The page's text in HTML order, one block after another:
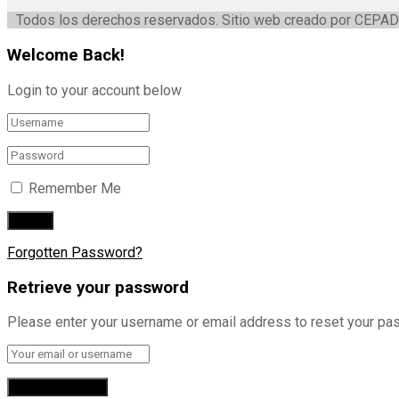
Todos los derechos reservados. Sitio web creado por CEPAD
Welcome Back!
Login to your account below
Remember Me
Forgotten Password?
Retrieve your password
Please enter your username or email address to reset your